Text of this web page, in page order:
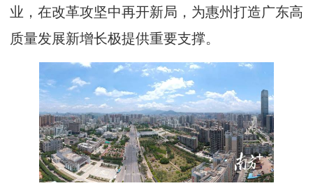
业，在改革攻坚中再开新局，为惠州打造广东高
质量发展新增长极提供重要支撑。